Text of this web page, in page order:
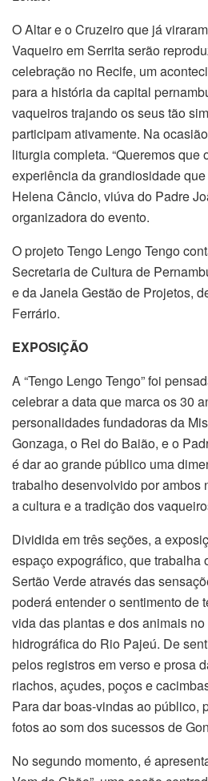
O Altar e o Cruzeiro que já
Vaqueiro em Serrita serão
celebração no Recife, um
para a história da capital
vaqueiros trajando os seus tão
participam ativamente. Na
liturgia completa. “Queremos que
experiência da grandiosidade
Helena Câncio, viúva do Padre
organizadora do evento.
O projeto Tengo Lengo Tengo
Secretaria de Cultura de
e da Janela Gestão de Projetos,
Ferrário.
EXPOSIÇÃO
A “Tengo Lengo Tengo” foi
celebrar a data que marca os 30
personalidades fundadoras da
Gonzaga, o Rei do Baião, e o
é dar ao grande público uma
trabalho desenvolvido por ambos
a cultura e a tradição dos
Dividida em três seções, a
espaço expográfico, que trabalha
Sertão Verde através das
poderá entender o sentimento de
vida das plantas e dos animais
hidrográfica do Rio Pajeú. De
pelos registros em verso e prosa
riachos, açudes, poços e
Para dar boas-vindas ao público,
fotos ao som dos sucessos de
No segundo momento, é